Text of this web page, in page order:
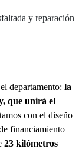
y reparación
departamento: la
que unirá el
con el diseño
financiamiento
23 kilómetros